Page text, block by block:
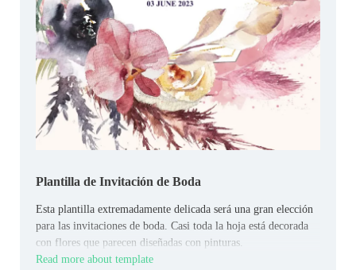
Plantilla de Invitación de Boda
Esta plantilla extremadamente delicada será una gran elección
para las invitaciones de boda. Casi toda la hoja está decorada
con flores que parecen diseñadas con pinturas.
Read more about template